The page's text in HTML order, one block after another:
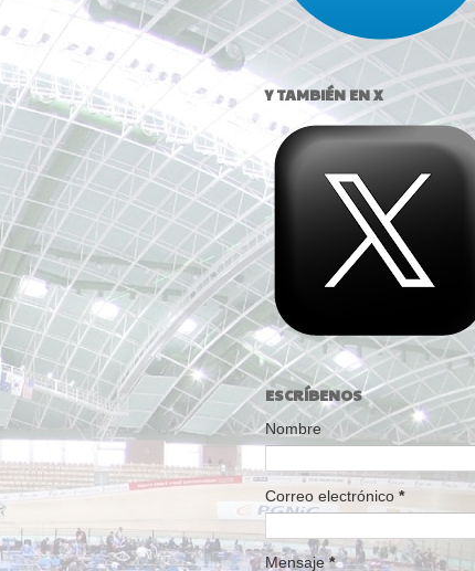
Y TAMBIÉN EN X
ESCRÍBENOS
Nombre
Correo electrónico *
Mensaje*